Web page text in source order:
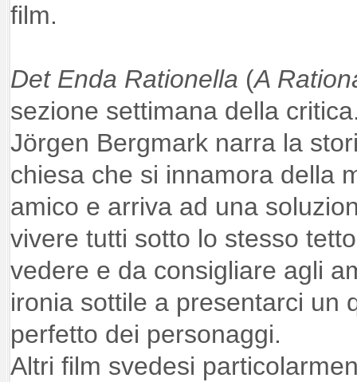
film.
Det Enda Rationella (A
sezione settimana della
Jörgen Bergmark narra la
chiesa che si innamora della
amico e arriva ad una
vivere tutti sotto lo stesso
vedere e da consigliare agli
ironia sottile a presentarci un
perfetto dei personaggi.
Altri film svedesi